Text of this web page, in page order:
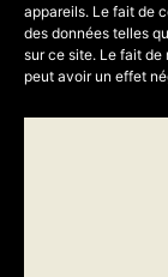
appareils. Le fait de
des données telles
sur ce site. Le fait de
peut avoir un effet